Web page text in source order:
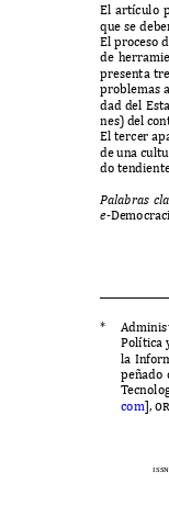
El artículo
que se
El proceso
de
presenta
problemas
dad del E
nes) del
El tercer
de una
do
Palabras cla
e-D
* A
Política
la Inf
peñado
T
com],